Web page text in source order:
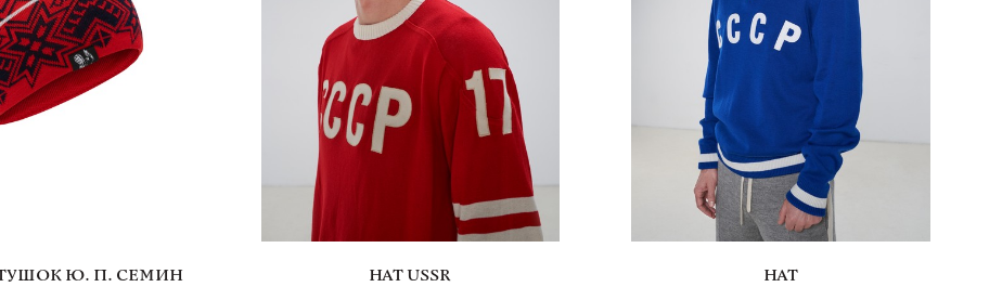
Ю. П. СЕМИН
HAT USSR
HAT